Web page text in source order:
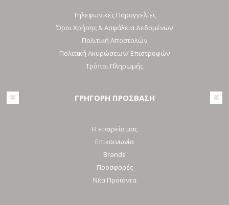
Τηλεφωνικές Παραγγελίες
Όροι Χρήσης & Ασφάλεια Δεδομένων
Πολιτική Αποστολών
Πολιτική Ακυρώσεων/ Επιστροφών
Τρόποι Πληρωμής
ΓΡΗΓΟΡΗ ΠΡΟΣΒΑΣΗ
Η εταιρεία μας
Επικοινωνία
Brands
Προσφορές
Νέα Προϊόντα